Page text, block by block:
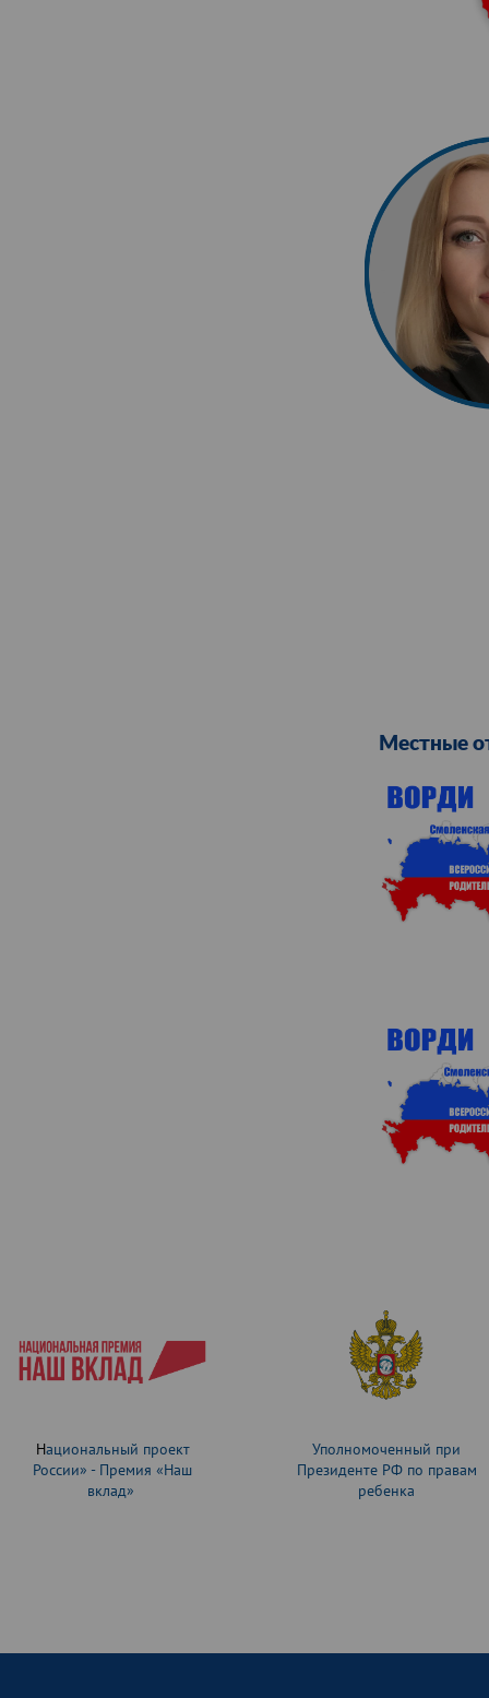
Местные
Уполномоченный при
Президенте РФ по правам
ребенка
Национальный проект
России» - Премия «Наш
вклад»